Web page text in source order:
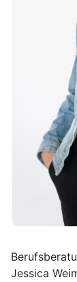
Jessica